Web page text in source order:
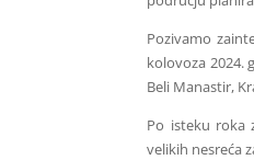
Pozivamo
kolovoza 2024.
Beli Manastir,
Po isteku roka
velikih nesreća